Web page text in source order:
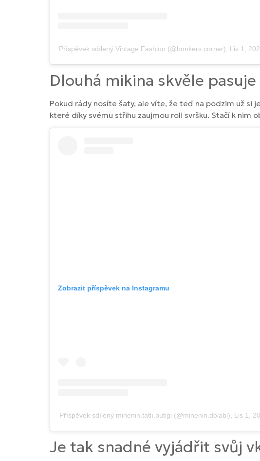
Příspěvek sdílený Vintage Fashion (@bonkers.corner) Lis 1,
Dlouhá mikina skvěle
Pokud rády nosíte šaty, ale víte, že teď na podzim už
které díky svému střihu zaujmou roli svršku. Stačí k nim
Zobrazit příspěvek na Instagramu
Příspěvek sdílený minenin.tatlı.butigi (@minenin.dolabi) Lis 1,
Je tak snadné vyjádřit svůj